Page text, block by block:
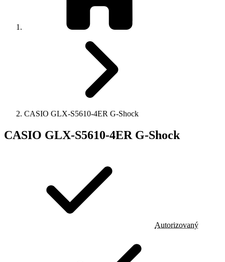
CASIO GLX-S5610-4ER G-Shock
CASIO GLX-S5610-4ER G-Shock
Autorizovaný